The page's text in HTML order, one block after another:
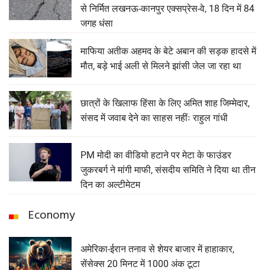
से निर्मित लखनऊ-कानपुर एक्सप्रेस-वे, 18 दिन में 84
जगह धंसा
माफिया अतीक अहमद के बेटे अबान की सड़क हादसे में
मौत, बड़े भाई अली से मिलने झांसी जेल जा रहा था
छात्रों के खिलाफ हिंसा के लिए अमित शाह जिम्मेदार,
संसद में जवाब देने का साहस नहींः राहुल गांधी
PM मोदी का वीडियो हटाने पर मेटा के फाउंडर
जुकरबर्ग ने मांगी माफी, संसदीय समिति ने दिया था तीन
दिन का अल्टीमेटम
Economy
अमेरिका-ईरान तनाव से शेयर बाजार में हाहाकार,
सेंसेक्स 20 मिनट में 1000 अंक टूटा